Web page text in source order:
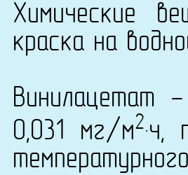
Химические
краска на
Винилацетат
0,031 мг/м2·ч,